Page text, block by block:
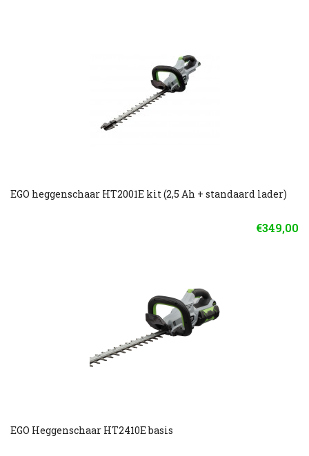
EGO heggenschaar HT2001E kit (2,5 Ah + standaard lader)
€349,00
EGO Heggenschaar HT2410E basis